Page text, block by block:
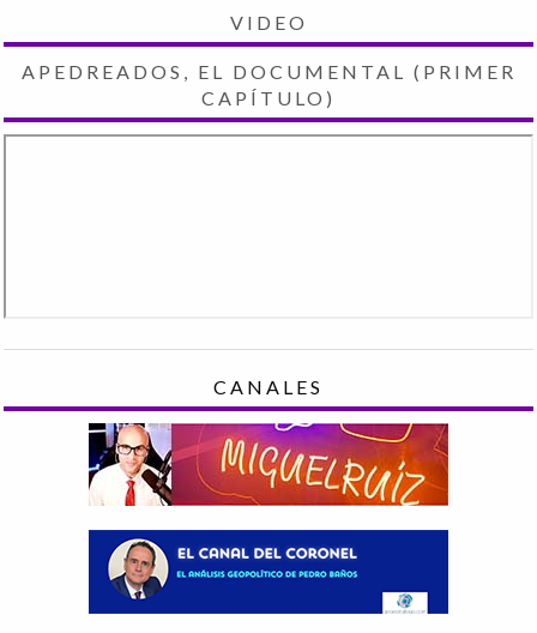
VIDEO
APEDREADOS, EL DOCUMENTAL (PRIMER
CAPÍTULO)
CANALES